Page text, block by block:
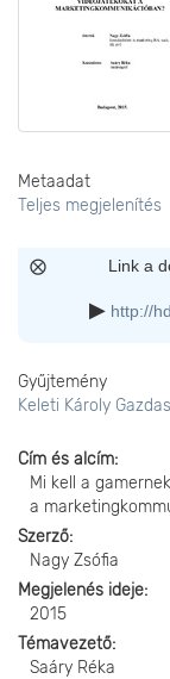
Metaadat
Teljes megjelenítés
Link a
http://
Gyűjtemény
Keleti Károly
Cím és alcím
Mi kell a
a
Szerző
Nagy Zsófia
Megjelenés ideje
2015
Témavezető
Saáry Réka